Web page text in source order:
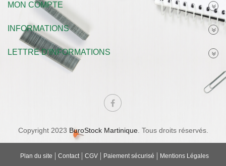
MON COMPTE
INFORMATIONS
LETTRE D'INFORMATIONS
Copyright 2023 BuroStock Martinique. Tous droits réservés.
Plan du site Contact CGV Paiement sécurisé Mentions Légales